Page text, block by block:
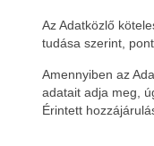
Az Adatközlő
tudása szerint,
Amennyiben az
adatait adja meg,
Érintett